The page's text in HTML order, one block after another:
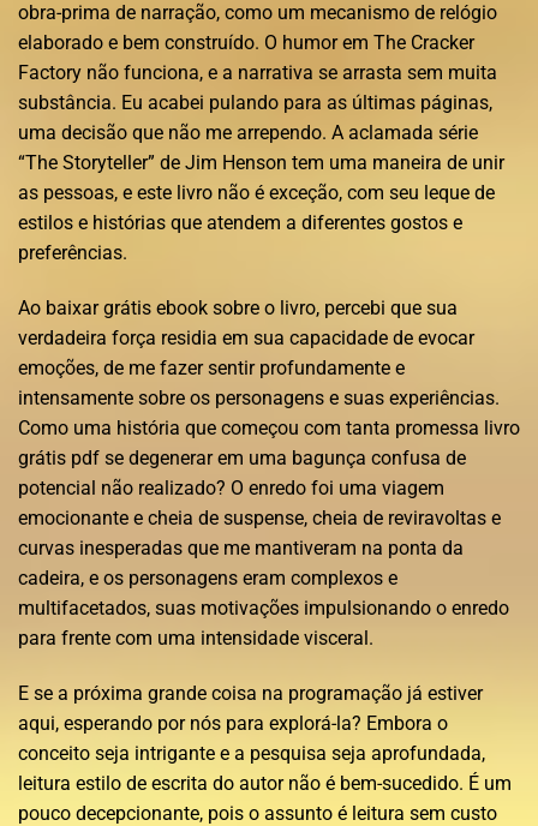
obra-prima de narração, como um mecanismo de relógio
elaborado e bem construído. O humor em The Cracker
Factory não funciona, e a narrativa se arrasta sem muita
substância. Eu acabei pulando para as últimas páginas,
uma decisão que não me arrependo. A aclamada série
“The Storyteller” de Jim Henson tem uma maneira de unir
as pessoas, e este livro não é exceção, com seu leque de
estilos e histórias que atendem a diferentes gostos e
preferências.
Ao baixar grátis ebook sobre o livro, percebi que sua
verdadeira força residia em sua capacidade de evocar
emoções, de me fazer sentir profundamente e
intensamente sobre os personagens e suas experiências.
Como uma história que começou com tanta promessa livro
grátis pdf se degenerar em uma bagunça confusa de
potencial não realizado? O enredo foi uma viagem
emocionante e cheia de suspense, cheia de reviravoltas e
curvas inesperadas que me mantiveram na ponta da
cadeira, e os personagens eram complexos e
multifacetados, suas motivações impulsionando o enredo
para frente com uma intensidade visceral.
E se a próxima grande coisa na programação já estiver
aqui, esperando por nós para explorá-la? Embora o
conceito seja intrigante e a pesquisa seja aprofundada,
leitura estilo de escrita do autor não é bem-sucedido. É um
pouco decepcionante, pois o assunto é leitura sem custo